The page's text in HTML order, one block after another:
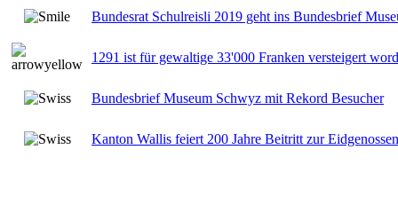
Bundesrat Schulreisli 2019 geht ins Bundesbrief
1291 ist für gewaltige 33'000 Franken versteigert
Bundesbrief Museum Schwyz mit Rekord Besucher
Kanton Wallis feiert 200 Jahre Beitritt zur